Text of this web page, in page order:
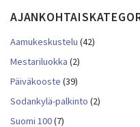
Aamukeskustelu (42)
Mestariluokka (2)
Päiväkooste (39)
Sodankylä-palkinto (2)
Suomi 100(7)